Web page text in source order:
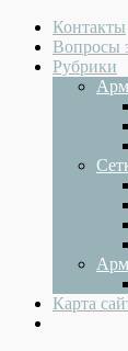
Контакты
Вопросы
Рубрики
Карта